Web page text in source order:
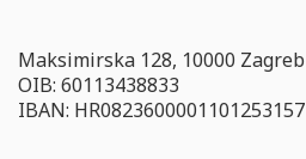
Maksimirska 128, 10000 Zagreb
OIB: 60113438833
IBAN: HR0823600001101253157